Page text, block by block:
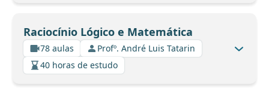
Raciocínio Lógico e Matemática
78 aulas
Profº. André Luis Tatarin
40 horas de estudo